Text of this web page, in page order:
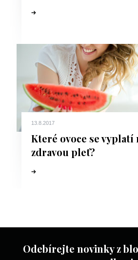
13.8.2017
Které ovoce se
zdravou pleť?
Odebírejte novinky z